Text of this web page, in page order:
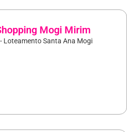
Mogi Mirim
Loteamento Santa Ana Mogi